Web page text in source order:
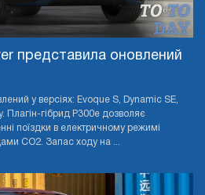
представила оновлений
у версіях: Evoque S, Dynamic SE,
Плагін-гібрид P300e дозволяє
поїздки в електричному режимі
CO2. Запас ходу на ...